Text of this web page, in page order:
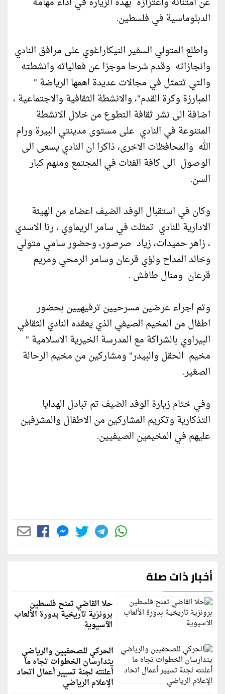
الدبلوماسية في فلسطين.
واطلع المتولي السفير النيكاراغوي على مرافق النادي
وانجازاته وقدم شرحا موجزا عن فعالياته وانشطته
والتي تتمثل في مجالات عديدة اهمها الرياضة "
المبارزة وكرة القدم"، والانشطة الثقافية والاجتماعية ،
اضافة الى نشر ثقافة التطوع من خلال الانشطة
المتنوعة في النادي على مستوى مدينتي البيرة ورام
الله والمحافظات الاخرى، ذاكرا ان النادي يسعى الى
الوصول الى كافة الفئات في المجتمع ومنهم كبار
السن.
وكان في استقبال الوفد الضيف اعضاء من الهيئة
الادارية للنادي تمثلت في سامر الريماوي ، رنا الاسدي
، زاهر حميدات، زياد صرصور، وحضور سامي متولي
وخالد المداح ولؤي قرعان وسامر الرمحي ومريم
قرعان ومنال طافش .
وتم اجراء عرضين مسرحيين ترفيهيين بحضور
اطفال من المخيم الصيفي الذي يعقده النادي الثقافي
البيراوي بالشراكة مع المدرسة الخيرية الاسلامية "
مخيم الحقل والبيدر" ومشاركين من مخيم الرحالة
الصغير.
وفي ختام زيارة الوفد الضيف تم تبادل الهدايا
التذكارية وتكريم المشاركين من الاطفال والمشرفين
عليهم في المخيمين الصيفيين.
أخبار ذات صلة
حلا القاضي تمنح فلسطين
برونزية تاريخية بدورة الألعاب
الآسيوية
الحركي للصحفيين والرياضي
يتدارسان الخطوات تجاه ما
أعلنته لجنة تسيير أعمال اتحاد
الإعلام الرياضي